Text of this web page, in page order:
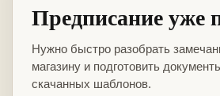
Предписание уже
Нужно быстро разобрать
магазину и подготовить
скачанных шаблонов.